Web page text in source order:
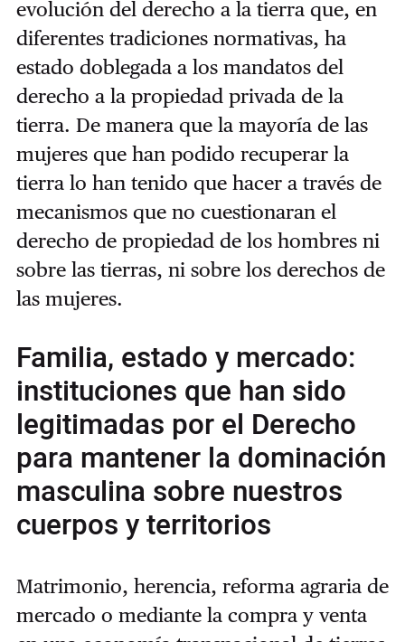
evolución del derecho a la tierra que, en
diferentes tradiciones normativas, ha
estado doblegada a los mandatos del
derecho a la propiedad privada de la
tierra. De manera que la mayoría de las
mujeres que han podido recuperar la
tierra lo han tenido que hacer a través de
mecanismos que no cuestionaran el
derecho de propiedad de los hombres ni
sobre las tierras, ni sobre los derechos de
las mujeres.
Familia, estado y mercado:
instituciones que han sido
legitimadas por el Derecho
para mantener la dominación
masculina sobre nuestros
cuerpos y territorios
Matrimonio, herencia, reforma agraria de
mercado o mediante la compra y venta